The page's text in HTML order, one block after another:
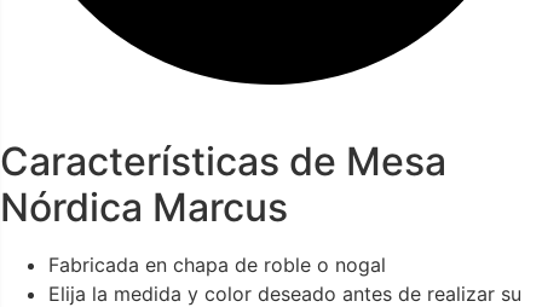
Características de Mesa
Nórdica Marcus
Fabricada en chapa de roble o nogal
Elija la medida y color deseado antes de realizar su